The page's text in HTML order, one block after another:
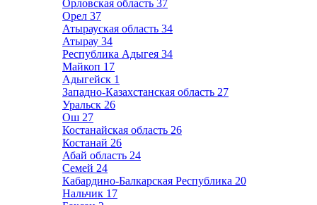
Орловская область 37
Орел 37
Атырауская область 34
Атырау 34
Республика Адыгея 34
Майкоп 17
Адыгейск 1
Западно-Казахстанская область 27
Уральск 26
Ош 27
Костанайская область 26
Костанай 26
Абай область 24
Семей 24
Кабардино-Балкарская Республика 20
Нальчик 17